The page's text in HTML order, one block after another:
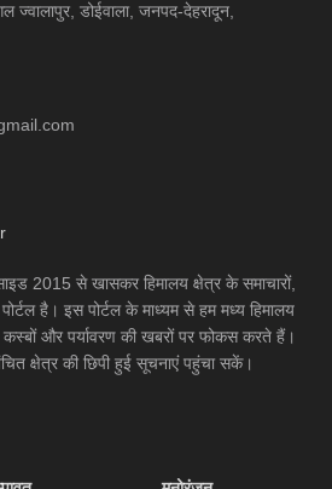
ज्वालापुर, डोईवाला, जनपद-देहरादून,
2015 से खासकर हिमालय क्षेत्र के समाचारों,
पोर्टल है। इस पोर्टल के माध्यम से हम मध्य हिमालय
कस्बों और पर्यावरण की खबरों पर फोकस करते हैं।
क्षेत्र की छिपी हुई सूचनाएं पहुंचा सकें।